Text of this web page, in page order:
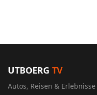
UTBOERG TV
Autos, Reisen &